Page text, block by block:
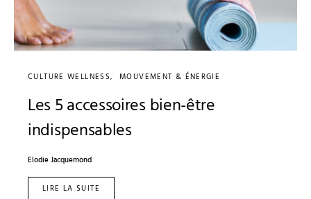
CULTURE WELLNESS MOUVEMENT & ÉNERGIE
Les 5 accessoires bien-être
indispensables
Elodie Jacquemond
LIRE LA SUITE